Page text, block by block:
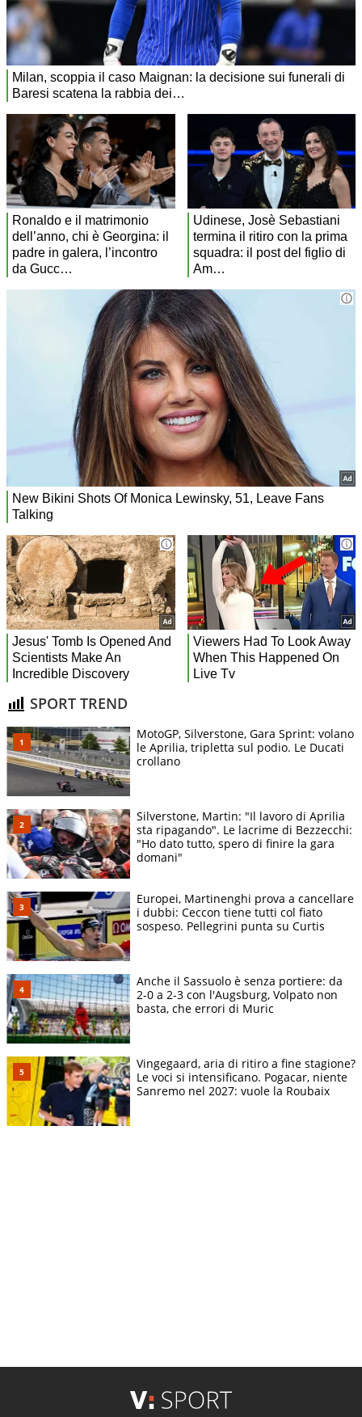
SPORT TREND
MotoGP, Silverstone, Gara Sprint: volano
le Aprilia, tripletta sul podio. Le Ducati
crollano
Silverstone, Martin: "Il lavoro di Aprilia
sta ripagando". Le lacrime di Bezzecchi:
"Ho dato tutto, spero di finire la gara
domani"
Europei, Martinenghi prova a cancellare
i dubbi: Ceccon tiene tutti col fiato
sospeso. Pellegrini punta su Curtis
Anche il Sassuolo è senza portiere: da
2-0 a 2-3 con l'Augsburg, Volpato non
basta, che errori di Muric
Vingegaard, aria di ritiro a fine stagione?
Le voci si intensificano. Pogacar, niente
Sanremo nel 2027: vuole la Roubaix